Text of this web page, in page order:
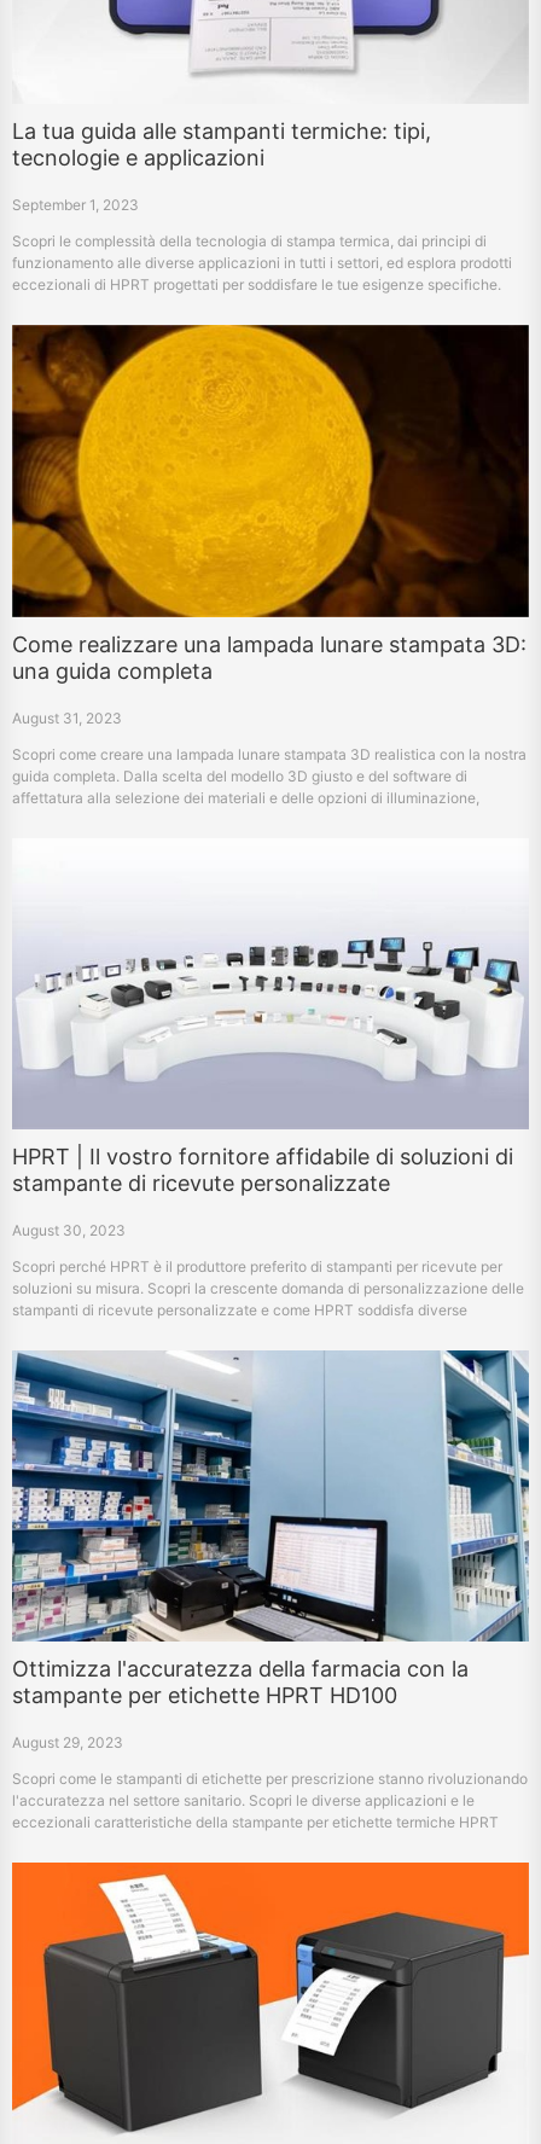
La tua guida alle stampanti termiche: tipi,
tecnologie e applicazioni
September 1, 2023
Scopri le complessità della tecnologia di stampa termica, dai principi di
funzionamento alle diverse applicazioni in tutti i settori, ed esplora prodotti
eccezionali di HPRT progettati per soddisfare le tue esigenze specifiche.
Come realizzare una lampada lunare stampata 3D:
una guida completa
August 31, 2023
Scopri come creare una lampada lunare stampata 3D realistica con la nostra
guida completa. Dalla scelta del modello 3D giusto e del software di
affettatura alla selezione dei materiali e delle opzioni di illuminazione,
HPRT | Il vostro fornitore affidabile di soluzioni di
stampante di ricevute personalizzate
August 30, 2023
Scopri perché HPRT è il produttore preferito di stampanti per ricevute per
soluzioni su misura. Scopri la crescente domanda di personalizzazione delle
stampanti di ricevute personalizzate e come HPRT soddisfa diverse
Ottimizza l'accuratezza della farmacia con la
stampante per etichette HPRT HD100
August 29, 2023
Scopri come le stampanti di etichette per prescrizione stanno rivoluzionando
l'accuratezza nel settore sanitario. Scopri le diverse applicazioni e le
eccezionali caratteristiche della stampante per etichette termiche HPRT